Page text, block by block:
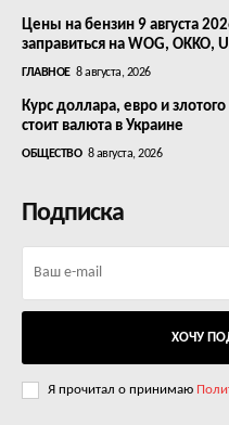
Цены на бензин 9 августа
заправиться на WOG, OKKO,
ГЛАВНОЕ 8 августа, 2026
Курс доллара, евро и злотого
стоит валюта в Украине
ОБЩЕСТВО 8 августа, 2026
Подписка
ХОЧУ
Я прочитал о принимаю